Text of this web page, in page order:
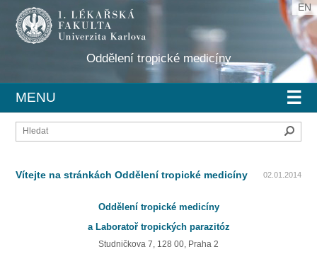
Oddělení tropické medicíny
EN
☰
MENU
02.01.2014
Vítejte na stránkách Oddělení tropické medicíny
Oddělení tropické medicíny
a Laboratoř tropických parazitóz
Studničkova 7, 128 00, Praha 2